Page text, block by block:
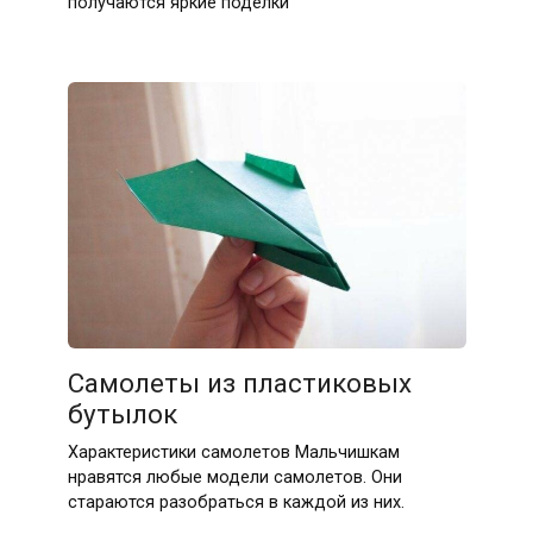
Самолеты из пластиковых
бутылок
Характеристики самолетов Мальчишкам
нравятся любые модели самолетов. Они
стараются разобраться в каждой из них.